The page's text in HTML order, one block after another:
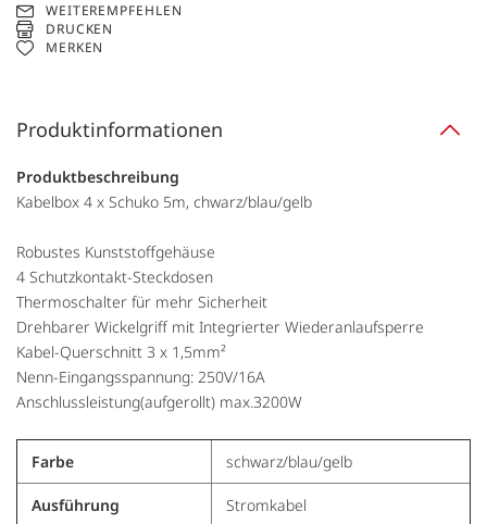
WEITEREMPFEHLEN
DRUCKEN
MERKEN
Produktinformationen
Produktbeschreibung
Kabelbox 4 x Schuko 5m, chwarz/blau/gelb
Robustes Kunststoffgehäuse
4 Schutzkontakt-Steckdosen
Thermoschalter für mehr Sicherheit
Drehbarer Wickelgriff mit Integrierter Wiederanlaufsperre
Kabel-Querschnitt 3 x 1,5mm²
Nenn-Eingangsspannung: 250V/16A
Anschlussleistung(aufgerollt) max.3200W
Farbe schwarz/blau/gelb
Ausführung Stromkabel